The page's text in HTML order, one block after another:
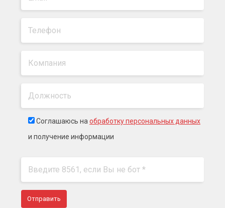
Соглашаюсь на обработку персональных данных
и получение информации